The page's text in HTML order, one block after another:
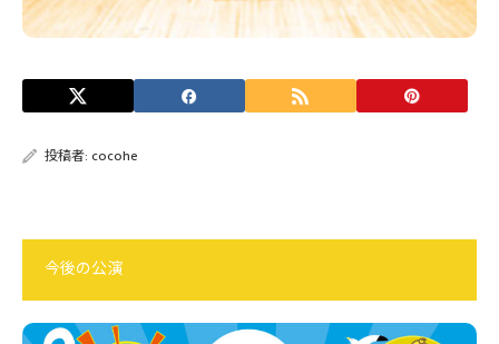
投稿者: cocohe
今後の公演